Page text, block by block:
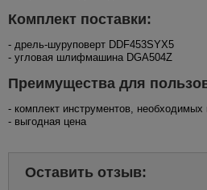
Комплект поставки:
- дрель-шуруповерт DDF453SYX5
- угловая шлифмашина DGA504Z
Преимущества для
- комплект инструментов,
- выгодная цена
Оставить отзыв: